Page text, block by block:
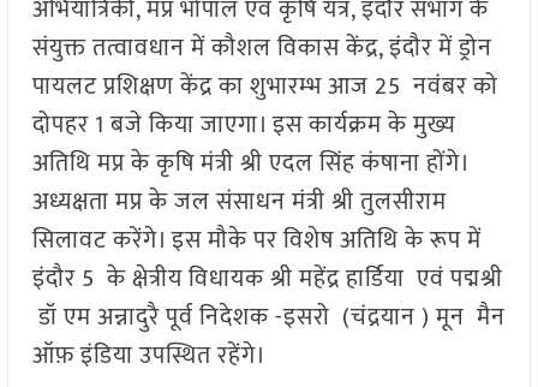
अभियांत्रिकी, मप्र भोपाल एवं कृषि यंत्र, इंदौर संभाग के
संयुक्त तत्वावधान में कौशल विकास केंद्र, इंदौर में ड्रोन
पायलट प्रशिक्षण केंद्र का शुभारम्भ आज 25 नवंबर को
दोपहर 1 बजे किया जाएगा। इस कार्यक्रम के मुख्य
अतिथि मप्र के कृषि मंत्री श्री एदल सिंह कंषाना होंगे।
अध्यक्षता मप्र के जल संसाधन मंत्री श्री तुलसीराम
सिलावट करेंगे। इस मौके पर विशेष अतिथि के रूप में
इंदौर 5 के क्षेत्रीय विधायक श्री महेंद्र हार्डिया एवं पद्मश्री
डॉ एम अन्नादुरै पूर्व निदेशक -इसरो (चंद्रयान ) मून मैन
ऑफ़ इंडिया उपस्थित रहेंगे।